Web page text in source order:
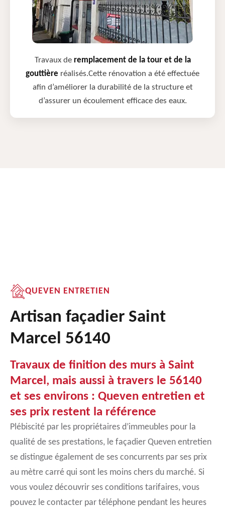
Travaux de remplacement de la tour et de la
gouttière réalisés.Cette rénovation a été effectuée
afin d’améliorer la durabilité de la structure et
d’assurer un écoulement efficace des eaux.
QUEVEN ENTRETIEN
Artisan façadier Saint
Marcel 56140
Travaux de finition des murs à Saint
Marcel, mais aussi à travers le 56140
et ses environs : Queven entretien et
ses prix restent la référence
Plébiscité par les propriétaires d’immeubles pour la
qualité de ses prestations, le façadier Queven entretien
se distingue également de ses concurrents par ses prix
au mètre carré qui sont les moins chers du marché. Si
vous voulez découvrir ses conditions tarifaires, vous
pouvez le contacter par téléphone pendant les heures